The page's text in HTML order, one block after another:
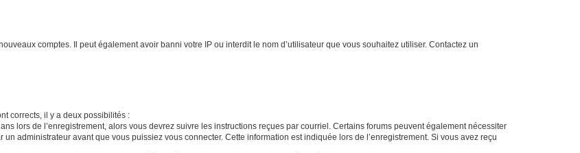
comptes. Il peut également avoir banni votre IP ou interdit le nom d’utilisateur que vous souhaitez utiliser. Contactez un
corrects, il y a deux possibilités :
lors de l’enregistrement, alors vous devrez suivre les instructions reçues par courriel. Certains forums peuvent également nécessiter
administrateur avant que vous puissiez vous connecter. Cette information est indiquée lors de l’enregistrement. Si vous avez reçu